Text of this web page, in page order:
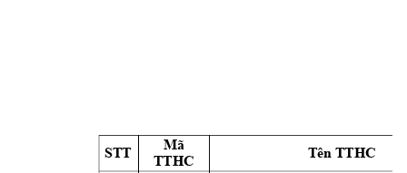
STT
Mã
TTHC
Tên TTHC